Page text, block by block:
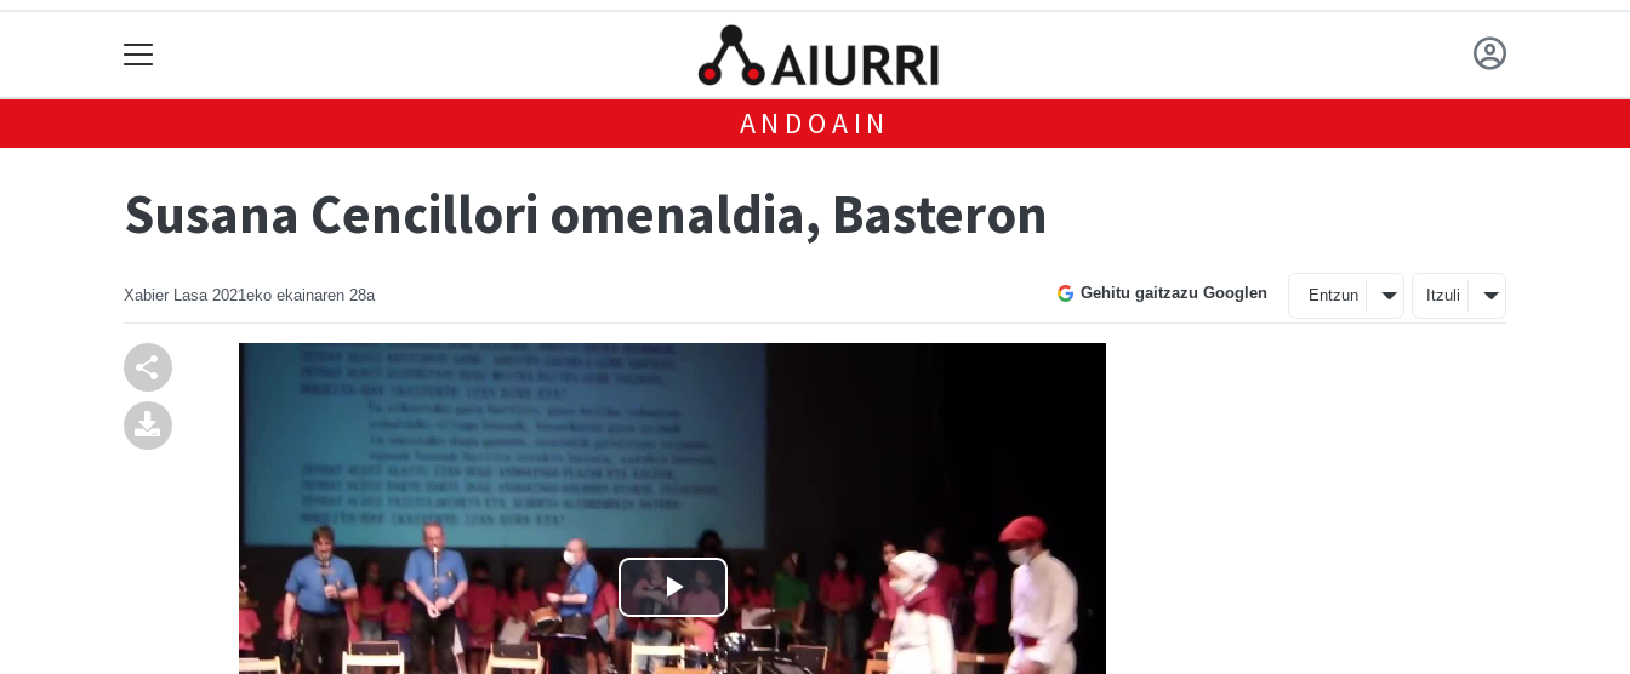
ANDOAIN
Susana Cencillori omenaldia, Basteron
Xabier Lasa 2021eko ekainaren 28a Gehitu gaitzazu Googlen Entzun Itzuli